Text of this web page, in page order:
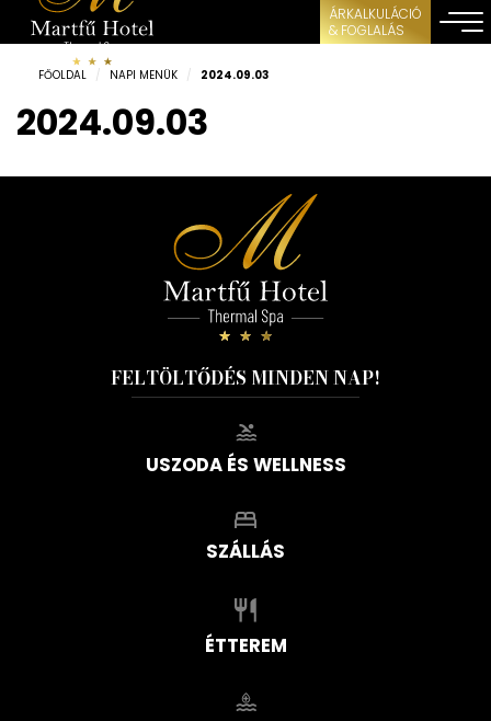
ÁRKALKULÁCIÓ
& FOGLALÁS
FŐOLDAL / NAPI MENÜK / 2024.09.03
2024.09.03
FELTÖLTŐDÉS MINDEN NAP!
USZODA ÉS WELLNESS
SZÁLLÁS
ÉTTEREM